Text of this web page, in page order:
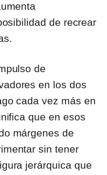
de recrear
de
en los dos
cada vez más en
que en esos
márgenes de
sin tener
jerárquica que